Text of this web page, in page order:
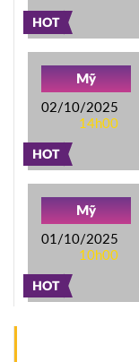
HOT
HOT
Mỹ
02/10/2025
14h00
HOT
Mỹ
01/10/2025
10h00